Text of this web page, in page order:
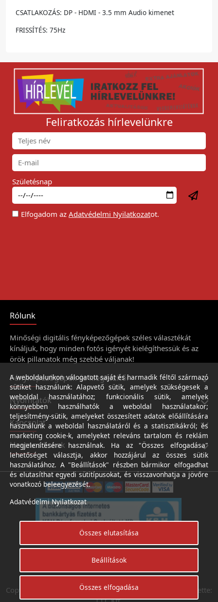
CSATLAKOZÁS: DP - HDMI - 3.5 mm Audio kimenet
FRISSÍTÉS: 75Hz
Feliratkozás hírlevelünkre
Születésnap
Elfogadom az Adatvédelmi Nyilatkozatot.
Rólunk
Minőségi digitális fényképezőgépek széles választékát
kínáljuk, hogy minden fotós igényét kielégíthessük és az
örök pillanatok még szebbé váljanak!
Fényképezőgépek és kiegészítői
Nyomtatók
Kapcsolat
Hasznos linkek
Árukereső.hu
Copyright © Digifotoshop - Axico-Digital Kft. 2024. Készítette:
A weboldalunkon válogatott saját és harmadik féltől származó
sütiket használunk: Alapvető sütik, amelyek szükségesek a
weboldal használatához; funkcionális sütik, amelyek
könnyebben használhatók a weboldal használatakor;
teljesítmény-sütik, amelyeket összesített adatok előállítására
használunk a weboldal használatáról és a statisztikákról; és
marketing cookie-k, amelyeket releváns tartalom és reklám
megjelenítésére használnak. Ha az "Összes elfogadása"
lehetőséget választja, akkor hozzájárul az összes sütik
használatához. A "Beállítások" részben bármikor elfogadhat
és elutasíthat egyedi sütitípusokat, és visszavonhatja a jövőre
vonatkozó beleegyezését.
Adatvédelmi Nyilatkozat
Összes elutasítása
Beállítások
Összes elfogadása